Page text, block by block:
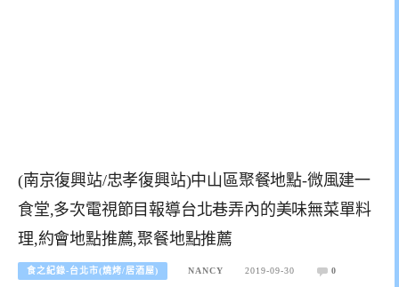
(南京復興站/忠孝復興站)中山區聚餐地點-微風建一
食堂,多次電視節目報導台北巷弄內的美味無菜單料
理,約會地點推薦,聚餐地點推薦
食之紀錄-台北市(燒烤/居酒屋) NANCY 2019-09-30 0